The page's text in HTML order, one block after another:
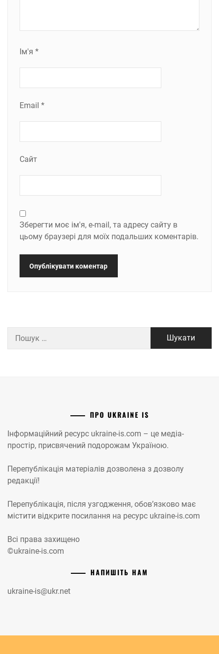
Ім'я *
Email *
Сайт
Зберегти моє ім'я, e-mail, та адресу сайту в
цьому браузері для моїх подальших коментарів.
ПРО UKRAINE IS
Інформаційний ресурс ukraine-is.com – це медіа-
простір, присвячений подорожам Україною.
Перепублікація матеріалів дозволена з дозволу
редакції!
Перепублікація, після узгодження, обов’язково має
містити відкрите посилання на ресурс ukraine-is.com
Всі права захищено
©ukraine-is.com
НАПИШІТЬ НАМ
ukraine-is@ukr.net